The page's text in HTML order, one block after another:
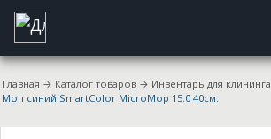
Главная → Каталог товаров → Инвентарь для клининга
Моп синий SmartColor MicroMop 15.0 40см.